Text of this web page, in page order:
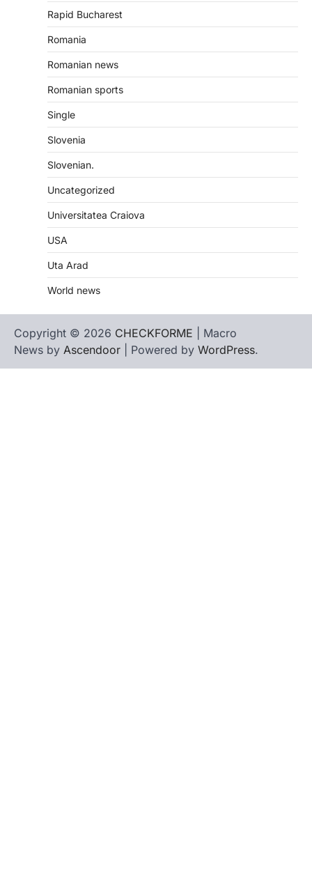
Rapid Bucharest
Romania
Romanian news
Romanian sports
Single
Slovenia
Slovenian.
Uncategorized
Universitatea Craiova
USA
Uta Arad
World news
Copyright © 2026 CHECKFORME | Macro
News by Ascendoor | Powered by WordPress.